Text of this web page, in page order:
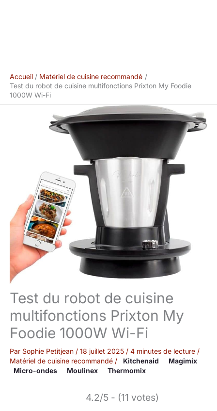
Accueil
Matériel de cuisine recommandé
Test du robot de cuisine multifonctions Prixton My Foodie
1000W Wi-Fi
Test du robot de cuisine
multifonctions Prixton My
Foodie 1000W Wi-Fi
Par Sophie Petitjean / 18 juillet 2025 / 4 minutes de lecture /
Matériel de cuisine recommandé / Kitchenaid
Magimix
Micro-ondes
Moulinex Thermomix
4.2/5 - (11 votes)